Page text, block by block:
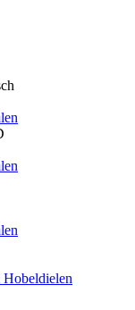
Hobeldielen